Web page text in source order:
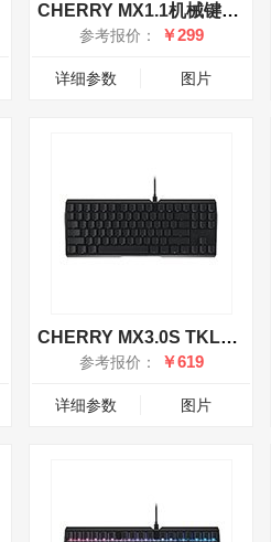
CHERRY MX1.1机械键盘 红轴
参考报价： ￥299
详细参数 图片
CHERRY MX3.0S TKL无光有线键盘 青轴
参考报价： ￥619
详细参数 图片